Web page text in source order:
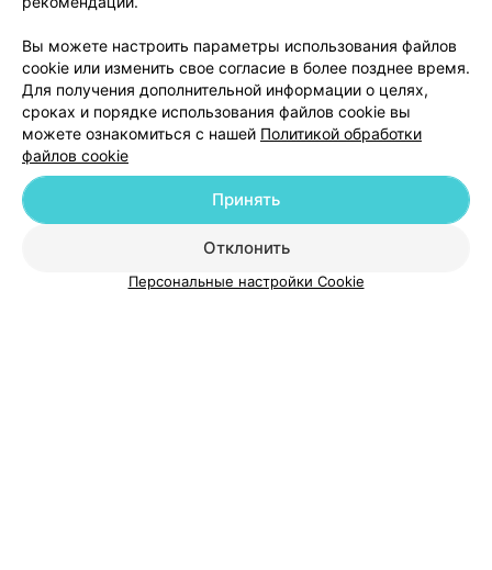
Добавить специалиста
Вы можете настроить параметры использования файлов
cookie или изменить свое согласие в более позднее время.
Для получения дополнительной информации о целях,
сроках и порядке использования файлов cookie вы
можете ознакомиться с нашей Политикой обработки
файлов cookie
Отклонить
Принять
Персональные настройки Cookie